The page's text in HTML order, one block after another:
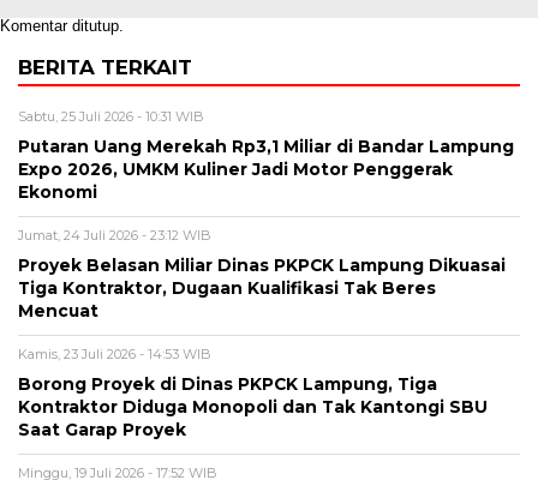
Komentar ditutup.
BERITA TERKAIT
Sabtu, 25 Juli 2026 - 10:31 WIB
Putaran Uang Merekah Rp3,1 Miliar di Bandar Lampung
Expo 2026, UMKM Kuliner Jadi Motor Penggerak
Ekonomi
Jumat, 24 Juli 2026 - 23:12 WIB
Proyek Belasan Miliar Dinas PKPCK Lampung Dikuasai
Tiga Kontraktor, Dugaan Kualifikasi Tak Beres
Mencuat
Kamis, 23 Juli 2026 - 14:53 WIB
Borong Proyek di Dinas PKPCK Lampung, Tiga
Kontraktor Diduga Monopoli dan Tak Kantongi SBU
Saat Garap Proyek
Minggu, 19 Juli 2026 - 17:52 WIB